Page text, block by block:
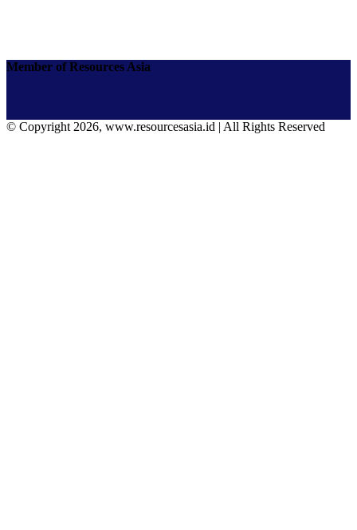
Member of Resources Asia
© Copyright 2026, www.resourcesasia.id | All Rights Reserved